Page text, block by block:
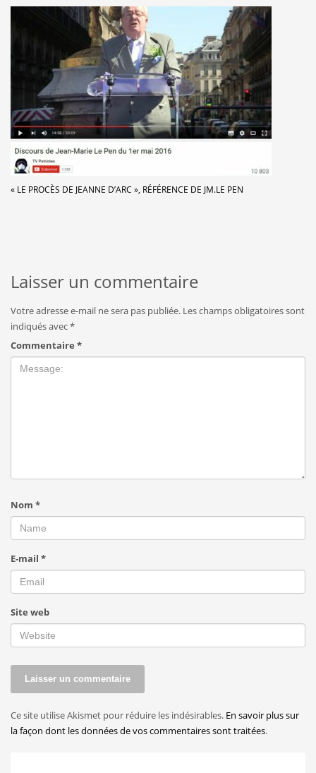
« LE PROCÈS DE JEANNE D’ARC », RÉFÉRENCE DE JM.LE PEN
Laisser un commentaire
Votre adresse e-mail ne sera pas publiée. Les champs obligatoires sont
indiqués avec*
Commentaire *
Nom *
E-mail *
Site web
Ce site utilise Akismet pour réduire les indésirables. En savoir plus sur
la façon dont les données de vos commentaires sont traitées.